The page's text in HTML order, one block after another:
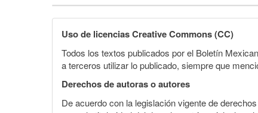
Detalles
del
artículo
Uso de licencias Creative Commons (CC)
Todos los textos publicados por el Boletín
a terceros utilizar lo publicado, siempre que
Derechos de autoras o autores
De acuerdo con la legislación vigente de